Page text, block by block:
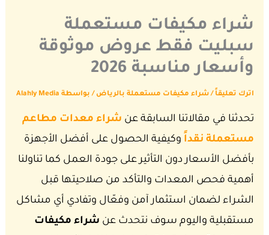
شراء مكيفات مستعملة
سبليت فقط عروض موثوقة
وأسعار مناسبة 2026
اترك تعليقاً /شراء مكيفات مستعملة بالرياض / بواسطة Alahly Media
تحدثنا في مقالاتنا السابقة عن شراء معدات مطاعم
مستعملة نقداً وكيفية الحصول على أفضل الأجهزة
بأفضل الأسعار دون التأثير على جودة العمل كما تناولنا
أهمية فحص المعدات والتأكد من صلاحيتها قبل
الشراء لضمان استثمار آمن وفعّال وتفادي أي مشاكل
مستقبلية واليوم سوف نتحدث عن شراء مكيفات